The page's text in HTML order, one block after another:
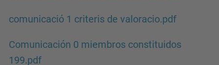
comunicació 1 criteris de valoracio.pdf
Comunicación 0 miembros constituidos
199.pdf